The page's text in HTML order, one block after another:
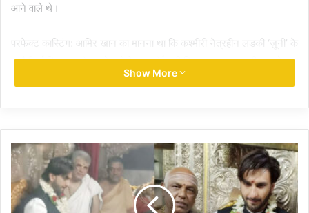
आने वाले थे।
परफेक्ट कास्टिंग: आमिर खान का मानना था कि कश्मीरी नेत्रहीन लड़की ‘ज़ूनी’ के
चुनौतीपूर्ण किरदार को काजोल से बेहतर कोई नहीं निभा सकता। उनकी यह सोच
बिल्कुल सही साबित हुई और दोनों की ऑन-स्क्रीन केमिस्ट्री ने दर्शकों को
5 साल बाद वापसी: यह फिल्म काजोल के करियर के लिए भी एक बड़ा टर्निंग पॉइंट
थी। उन्होंने लगभग पांच साल के लंबे अंतराल के बाद मुख्य अभिनेत्री के तौर पर
बड़े पर्दे पर वापसी की थी और अपनी शानदार एक्टिंग से साबित कर दिया कि उनका
जादू आज भी बरकरार है।
Show More